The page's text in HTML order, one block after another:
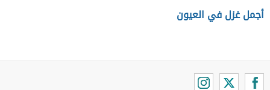
أجمل غزل في العيون